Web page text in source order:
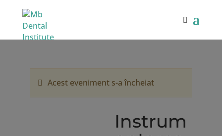
Acest eveniment s-a încheiat
Instrum